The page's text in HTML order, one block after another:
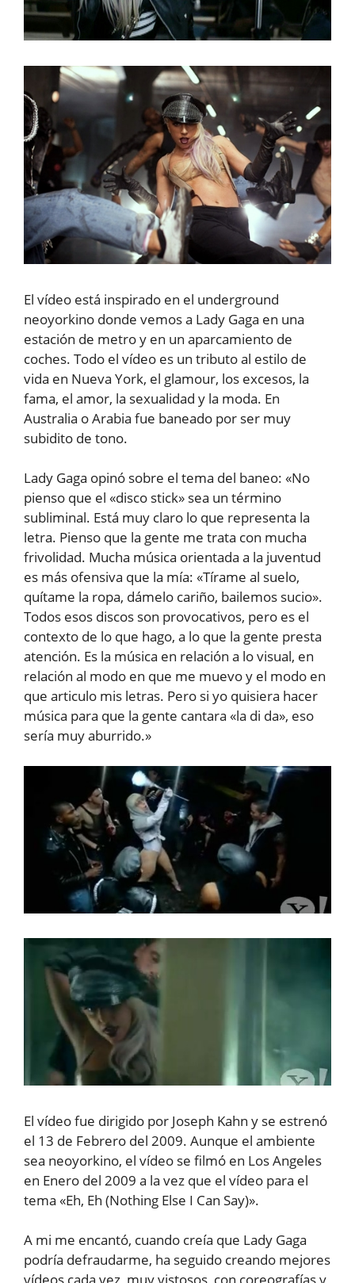
El vídeo está inspirado en el underground
neoyorkino donde vemos a Lady Gaga en una
estación de metro y en un aparcamiento de
coches. Todo el vídeo es un tributo al estilo de
vida en Nueva York, el glamour, los excesos, la
fama, el amor, la sexualidad y la moda. En
Australia o Arabia fue baneado por ser muy
subidito de tono.
Lady Gaga opinó sobre el tema del baneo: «No
pienso que el «disco stick» sea un término
subliminal. Está muy claro lo que representa la
letra. Pienso que la gente me trata con mucha
frivolidad. Mucha música orientada a la juventud
es más ofensiva que la mía: «Tírame al suelo,
quítame la ropa, dámelo cariño, bailemos sucio».
Todos esos discos son provocativos, pero es el
contexto de lo que hago, a lo que la gente presta
atención. Es la música en relación a lo visual, en
relación al modo en que me muevo y el modo en
que articulo mis letras. Pero si yo quisiera hacer
música para que la gente cantara «la di da», eso
sería muy aburrido.»
El vídeo fue dirigido por Joseph Kahn y se estrenó
el 13 de Febrero del 2009. Aunque el ambiente
sea neoyorkino, el vídeo se filmó en Los Angeles
en Enero del 2009 a la vez que el vídeo para el
tema «Eh, Eh (Nothing Else I Can Say)».
A mi me encantó, cuando creía que Lady Gaga
podría defraudarme, ha seguido creando mejores